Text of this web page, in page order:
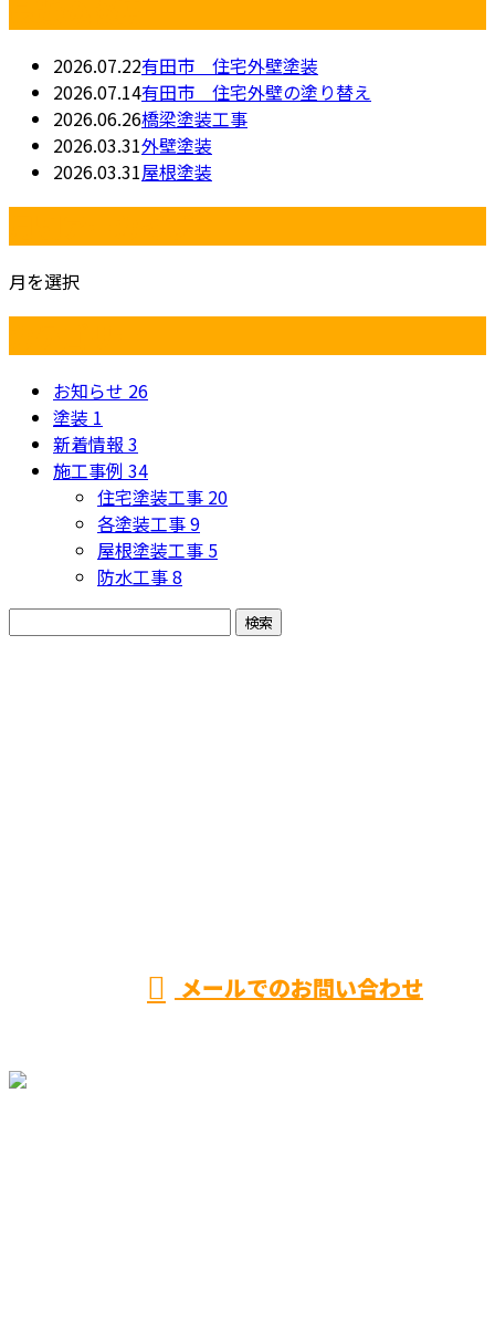
2026.07.22有田市 住宅外壁塗装
2026.07.14有田市 住宅外壁の塗り替え
2026.06.26橋梁塗装工事
2026.03.31外壁塗装
2026.03.31屋根塗装
月を選択
お知らせ 26
塗装 1
新着情報 3
施工事例 34
住宅塗装工事 20
各塗装工事9
屋根塗装工事 5
防水工事8
メールでのお問い合わせ